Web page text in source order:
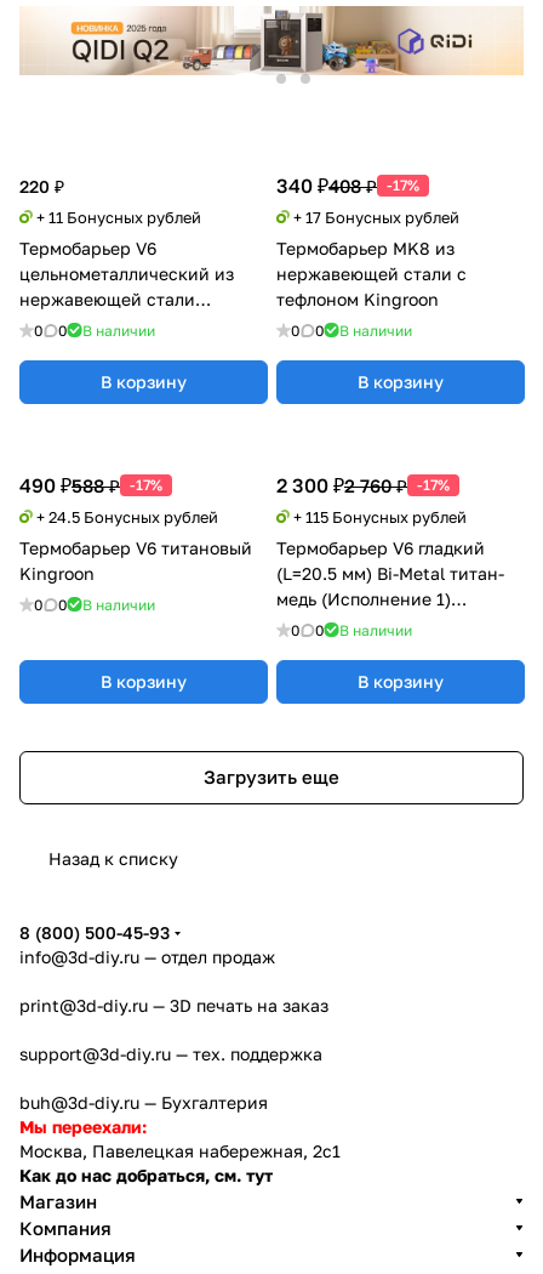
220 ₽
+ 11 Бонусных рублей
Термобарьер V6
цельнометаллический из
нержавеющей стали
Kingroon
0 0 В наличии
В корзину
340 ₽408 ₽ -17%
+ 17 Бонусных рублей
Термобарьер MK8 из
нержавеющей стали с
тефлоном Kingroon
0 0 В наличии
В корзину
490 ₽588 ₽ -17%
+ 24.5 Бонусных рублей
Термобарьер V6 титановый
Kingroon
0 0 В наличии
В корзину
2 300 ₽2 760 ₽ -17%
+ 115 Бонусных рублей
Термобарьер V6 гладкий
(L=20.5 мм) Bi-Metal титан-
медь (Исполнение 1)
Trianglelab
0 0 В наличии
В корзину
Загрузить еще
Назад к списку
8 (800) 500-45-93
info@3d-diy.ru — отдел продаж
print@3d-diy.ru — 3D печать на заказ
support@3d-diy.ru — тех. поддержка
buh@3d-diy.ru — Бухгалтерия
Мы переехали:
Москва, Павелецкая набережная, 2с1
Как до нас добраться, см. тут
Магазин
Компания
Информация